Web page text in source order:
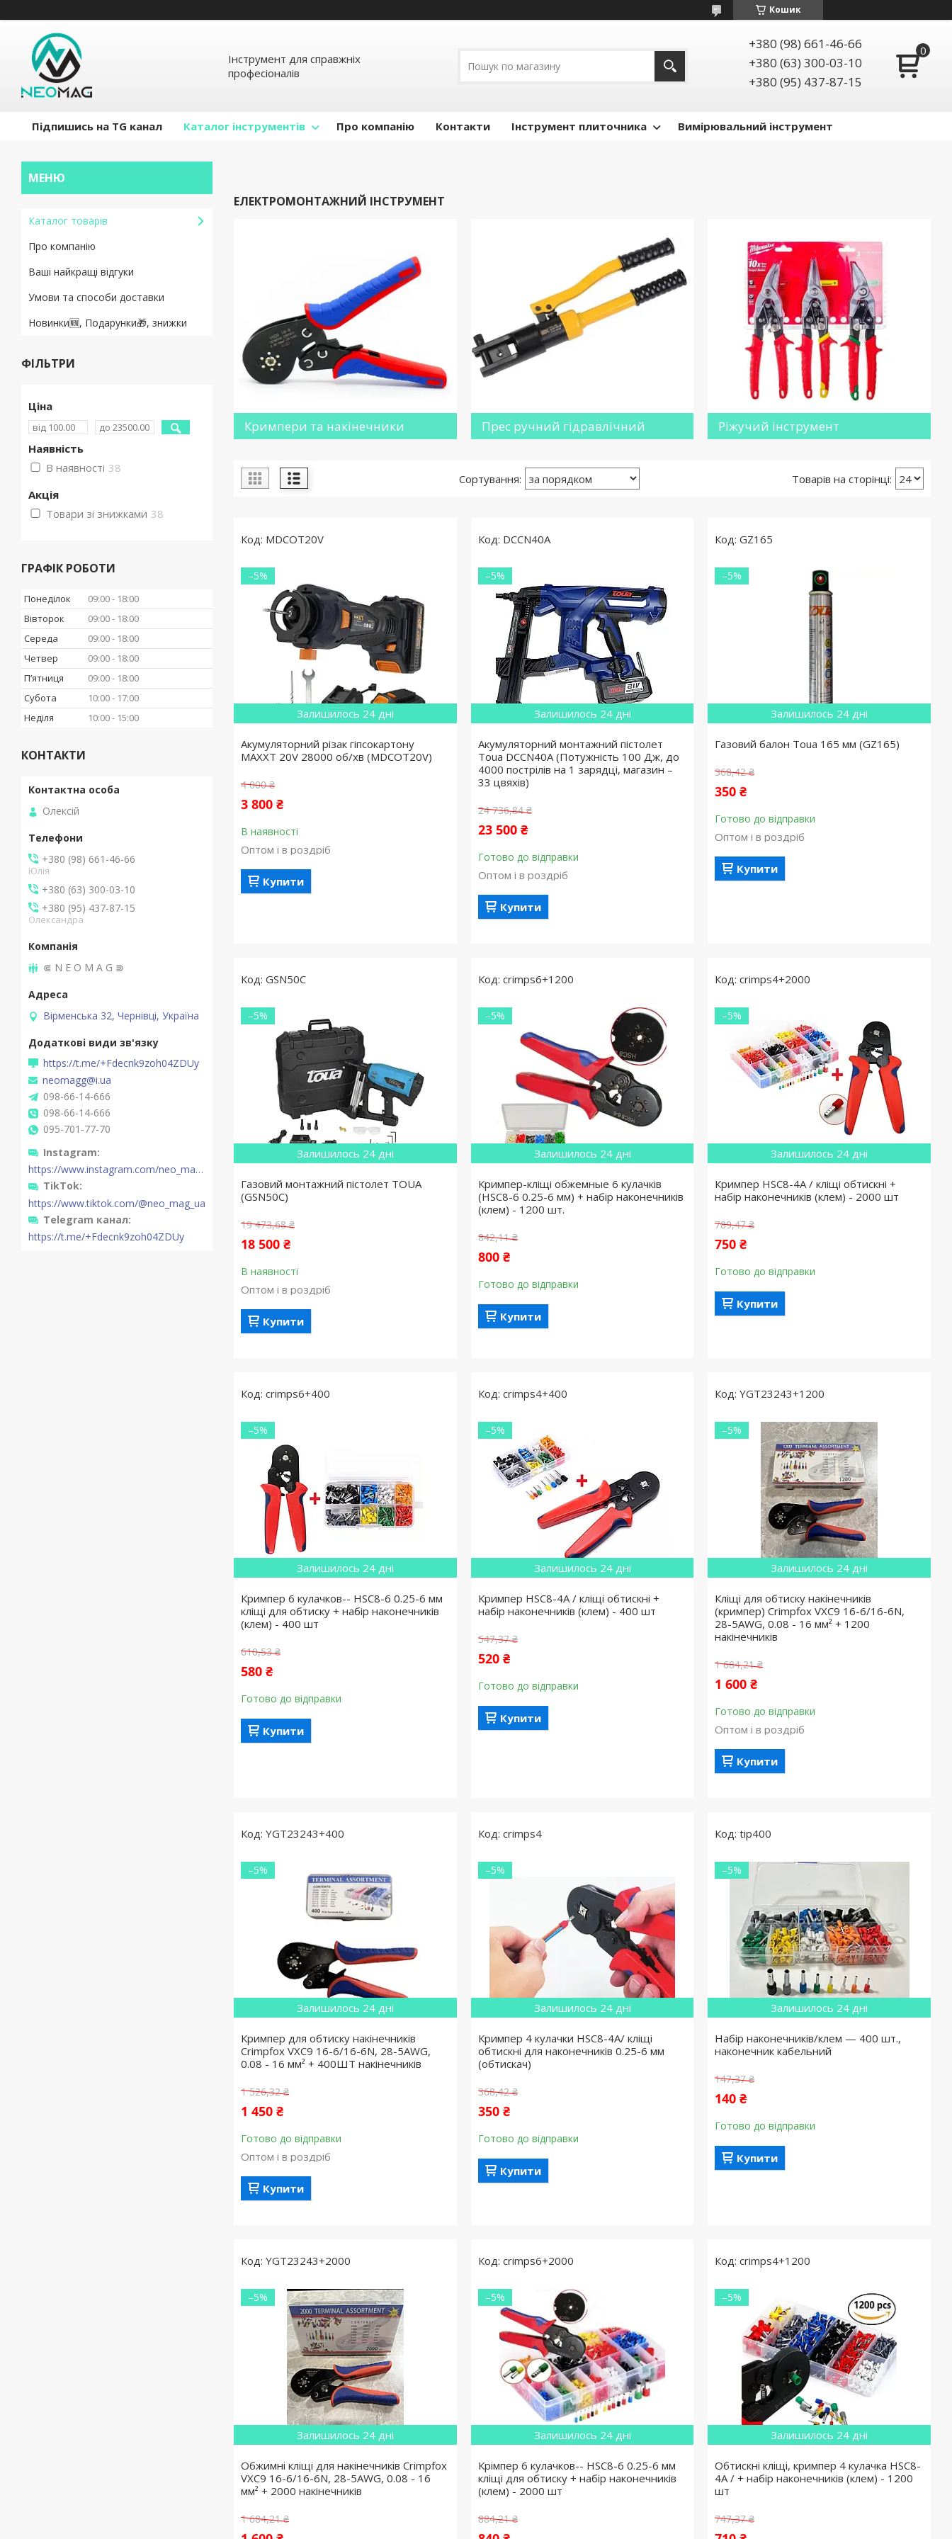
Кошик
Інструмент для справжніх
професіоналів
+380 (98) 661-46-66
+380 (63) 300-03-10
+380 (95) 437-87-15
Підпишись на TG канал Каталог інструментів Про компанію Контакти Інструмент плиточника Вимірювальний інструмент
ЕЛЕКТРОМОНТАЖНИЙ ІНСТРУМЕНТ
Кримпери та накінечники Прес ручний гідравлічний Ріжучий інструмент
MDCOT20V
Залишилось 24 дні
–5%
Акумуляторний різак гіпсокартону
MAXXT 20V 28000 об/хв (MDCOT20V)
4 000 ₴
3 800 ₴
В наявності
Оптом і в роздріб
Купити
DCCN40А
Залишилось 24 дні
–5%
Акумуляторний монтажний пістолет
Toua DCCN40A (Потужність 100 Дж, до
4000 пострілів на 1 зарядці, магазин –
33 цвяхів)
24 736,84 ₴
23 500 ₴
Готово до відправки
Оптом і в роздріб
Купити
GZ165
Залишилось 24 дні
–5%
Газовий балон Toua 165 мм (GZ165)
368,42 ₴
350 ₴
Готово до відправки
Оптом і в роздріб
Купити
GSN50C
Залишилось 24 дні
–5%
Газовий монтажний пістолет TOUA
(GSN50C)
19 473,68 ₴
18 500 ₴
В наявності
Оптом і в роздріб
Купити
crimps6+1200
Залишилось 24 дні
–5%
Кримпер-кліщі обжемные 6 кулачків
(HSC8-6 0.25-6 мм) + набір наконечників
(клем) - 1200 шт.
842,11 ₴
800 ₴
Готово до відправки
Купити
crimps4+2000
Залишилось 24 дні
–5%
Кримпер HSC8-4A / кліщі обтискні +
набір наконечників (клем) - 2000 шт
789,47 ₴
750 ₴
Готово до відправки
Купити
crimps6+400
Залишилось 24 дні
–5%
Кримпер 6 кулачков-- HSC8-6 0.25-6 мм
кліщі для обтиску + набір наконечників
(клем) - 400 шт
610,53 ₴
580 ₴
Готово до відправки
Купити
crimps4+400
Залишилось 24 дні
–5%
Кримпер HSC8-4A / кліщі обтискні +
набір наконечників (клем) - 400 шт
547,37 ₴
520 ₴
Готово до відправки
Купити
YGT23243+1200
Залишилось 24 дні
–5%
Кліщі для обтиску накінечників
(кримпер) Crimpfox VXC9 16-6/16-6N,
28-5AWG, 0.08 - 16 мм² + 1200
накінечників
1 684,21 ₴
1 600 ₴
Готово до відправки
Оптом і в роздріб
Купити
YGT23243+400
Залишилось 24 дні
–5%
Кримпер для обтиску накінечників
Crimpfox VXC9 16-6/16-6N, 28-5AWG,
0.08 - 16 мм² + 400ШТ накінечників
1 526,32 ₴
1 450 ₴
Готово до відправки
Оптом і в роздріб
Купити
crimps4
Залишилось 24 дні
–5%
Кримпер 4 кулачки HSC8-4A/ кліщі
обтискні для наконечників 0.25-6 мм
(обтискач)
368,42 ₴
350 ₴
Готово до відправки
Купити
tip400
Залишилось 24 дні
–5%
Набір наконечників/клем — 400 шт.,
наконечник кабельний
147,37 ₴
140 ₴
Готово до відправки
Купити
YGT23243+2000
Залишилось 24 дні
–5%
Обжимні кліщі для накінечників Crimpfox
VXC9 16-6/16-6N, 28-5AWG, 0.08 - 16
мм² + 2000 накінечників
1 684,21 ₴
crimps6+2000
Залишилось 24 дні
–5%
Крімпер 6 кулачков-- HSC8-6 0.25-6 мм
кліщі для обтиску + набір наконечників
(клем) - 2000 шт
884,21 ₴
crimps4+1200
Залишилось 24 дні
–5%
Обтискні кліщі, кримпер 4 кулачка HSC8-
4A / + набір наконечників (клем) - 1200
шт
747,37 ₴
Каталог товарів
Про компанію
Ваші найкращі відгуки
Умови та способи доставки
Новинки🆕, Подарунки🎁, знижки
ФІЛЬТРИ
Ціна
Наявність
В наявності 38
Акція
Товари зі знижками 38
ГРАФІК РОБОТИ
Понеділок 09:00
18:00
Вівторок
09:00
18:00
Середа
09:00
18:00
Четвер
09:00
18:00
Пʼятниця
09:00
18:00
Субота
10:00
17:00
Неділя
10:00 15:00
КОНТАКТИ
Олексій
+380 (98) 661-46-66
Юлія
+380 (63) 300-03-10
+380 (95) 437-87-15
Олександра
⋐ N E O M A G ⋑
Вірменська 32, Чернівці, Україна
https://t.me/+Fdecnk9zoh04ZDUy
neomagg@i.ua
098-66-14-666
098-66-14-666
095-701-77-70
Instagram
https://www.instagram.com/neo_mag_ua/
TikTok
https://www.tiktok.com/@neo_mag_ua
Telegram канал
https://t.me/+Fdecnk9zoh04ZDUy